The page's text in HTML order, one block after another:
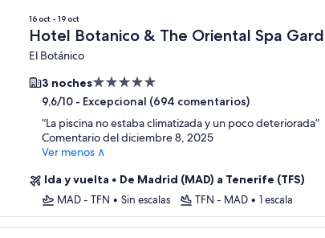
16 oct - 19 oct
Hotel Botanico & The Oriental Spa
El Botánico
3 nochesAlojamiento
de
5.0 estrellas
9,6/10 - Excepcional (694 comentarios)
“La piscina no estaba climatizada y un poco deteriorada”
Comentario del diciembre 8, 2025
Ver menos ∧
Ida y vuelta • De Madrid (MAD) a Tenerife (TFS)
MAD - TFN • Sin escalas TFN - MAD • 1 escala